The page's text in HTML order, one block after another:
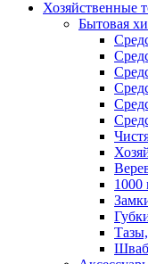
Хозяйственные
Бытовая
1000